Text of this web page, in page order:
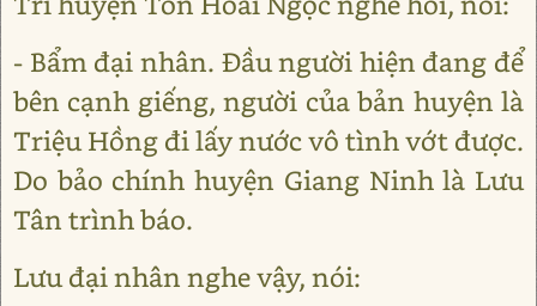
- Bẩm đại nhân. Đầu người hiện đang để
bên cạnh giếng, người của bản huyện là
Triệu Hồng đi lấy nước vô tình vớt được.
Do bảo chính huyện Giang Ninh là Lưu
Tân trình báo.
Lưu đại nhân nghe vậy, nói: